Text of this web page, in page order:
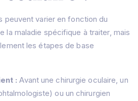
peuvent varier en fonction du
la maladie spécifique à traiter, mais
les étapes de base
: Avant une chirurgie oculaire, un
ou un chirurgien